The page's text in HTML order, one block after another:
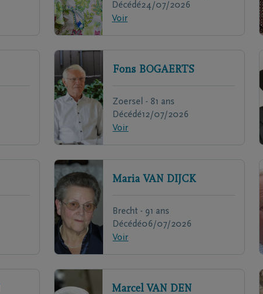
Décédé24/07/2026
Voir
Fons BOGAERTS
Zoersel - 81 ans
Décédé12/07/2026
Voir
Maria VAN DIJCK
Brecht - 91 ans
Décédé06/07/2026
Voir
Marcel VAN DEN